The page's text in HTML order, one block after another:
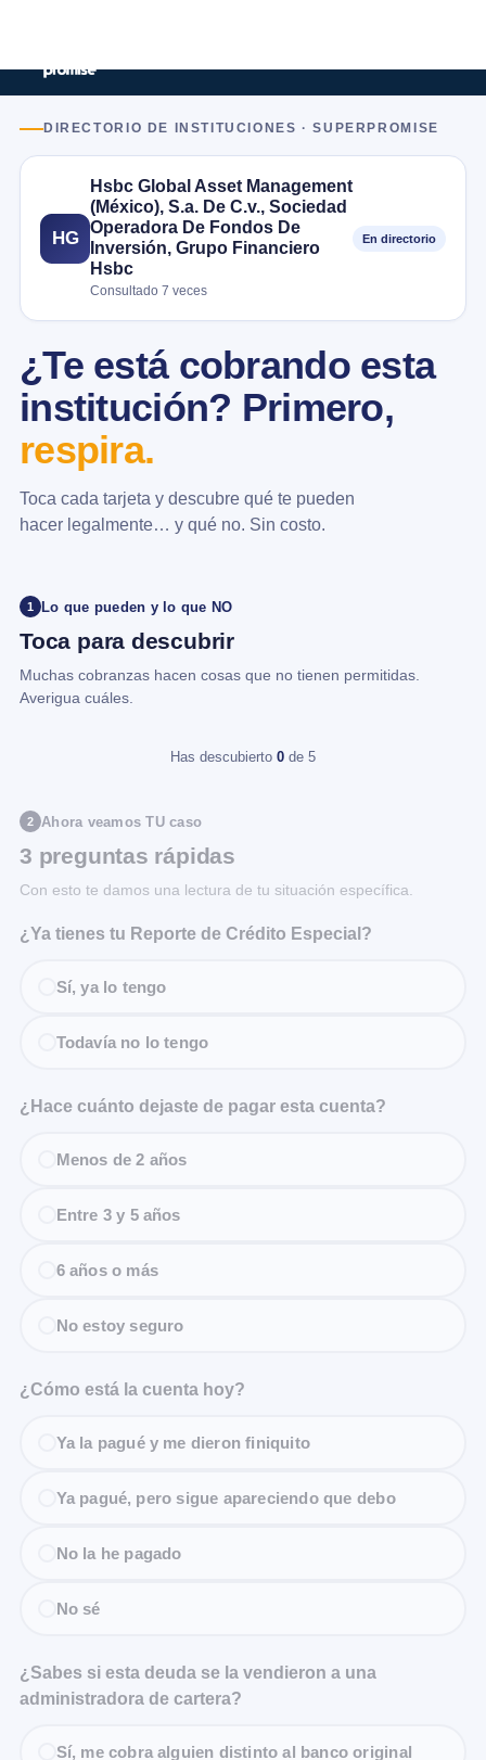
DIRECTORIO DE INSTITUCIONES · SUPERPROMISE
HG
Hsbc Global Asset Management
(México), S.a. De C.v., Sociedad
Operadora De Fondos De
Inversión, Grupo Financiero
Hsbc
Consultado 7 veces
En directorio
¿Te está cobrando esta
institución? Primero,
respira.
Toca cada tarjeta y descubre qué te pueden
hacer legalmente… y qué no. Sin costo.
1 Lo que pueden y lo que NO
Toca para descubrir
Muchas cobranzas hacen cosas que no tienen permitidas.
Averigua cuáles.
Has descubierto 0 de 5
2 Ahora veamos TU caso
3 preguntas rápidas
Con esto te damos una lectura de tu situación específica.
¿Ya tienes tu Reporte de Crédito Especial?
Sí, ya lo tengo
Todavía no lo tengo
¿Hace cuánto dejaste de pagar esta cuenta?
Menos de 2 años
Entre 3 y 5 años
6 años o más
No estoy seguro
¿Cómo está la cuenta hoy?
Ya la pagué y me dieron finiquito
Ya pagué, pero sigue apareciendo que debo
No la he pagado
No sé
¿Sabes si esta deuda se la vendieron a una
administradora de cartera?
Sí, me cobra alguien distinto al banco original